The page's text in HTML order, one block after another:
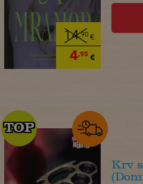
14,90€
4,95€
TOP
TOP
Krv